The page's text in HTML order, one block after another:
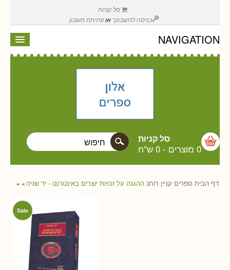
סל קניות
כניסה לחשבונך אופתיחת חשבון
NAVIGATION
סל קניות
0 מוצרים - 0 ש"ח
דף הבית » ספרים קניין רוחנ » ההגנה על זכויות יוצרים באינטרנט - יד שניה
Sale